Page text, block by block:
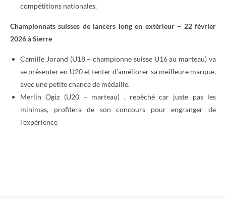
compétitions nationales.
Championnats suisses de lancers long en extérieur – 22 février
2026 à Sierre
Camille Jorand (U18 – championne suisse U16 au marteau) va
se présenter en U20 et tenter d’améliorer sa meilleure marque,
avec une petite chance de médaille.
Merlin Ogiz (U20 – marteau) , repêché car juste pas les
minimas, profitera de son concours pour engranger de
l’expérience